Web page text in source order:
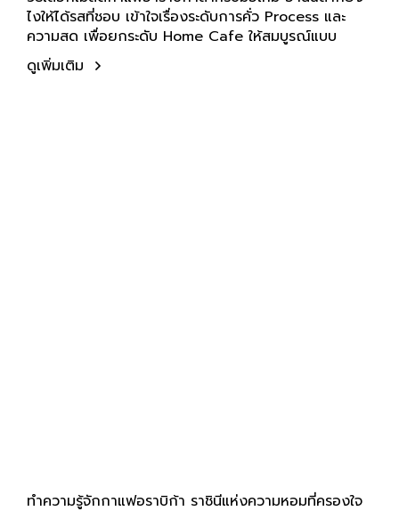
ไงให้ได้รสที่ชอบ เข้าใจเรื่องระดับการคั่ว Process และ
ความสด เพื่อยกระดับ Home Cafe ให้สมบูรณ์แบบ
ดูเพิ่มเติม
ทำความรู้จักกาแฟอราบิก้า ราชินีแห่งความหอมที่ครองใจ